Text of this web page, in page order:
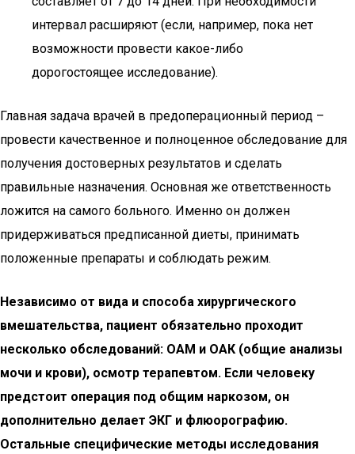
интервал расширяют (если, например, пока нет
возможности провести какое-либо
дорогостоящее исследование).
Главная задача врачей в предоперационный период –
провести качественное и полноценное обследование для
получения достоверных результатов и сделать
правильные назначения. Основная же ответственность
ложится на самого больного. Именно он должен
придерживаться предписанной диеты, принимать
положенные препараты и соблюдать режим.
Независимо от вида и способа хирургического
вмешательства, пациент обязательно проходит
несколько обследований: ОАМ и ОАК (общие анализы
мочи и крови), осмотр терапевтом. Если человеку
предстоит операция под общим наркозом, он
дополнительно делает ЭКГ и флюорографию.
Остальные специфические методы исследования